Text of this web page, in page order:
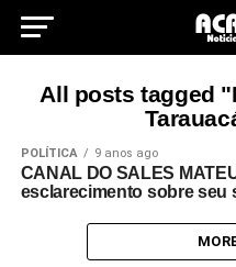
All posts tagged
POLÍTICA 9 anos ago
CANAL DO SALES
esclarecimento sobre seu